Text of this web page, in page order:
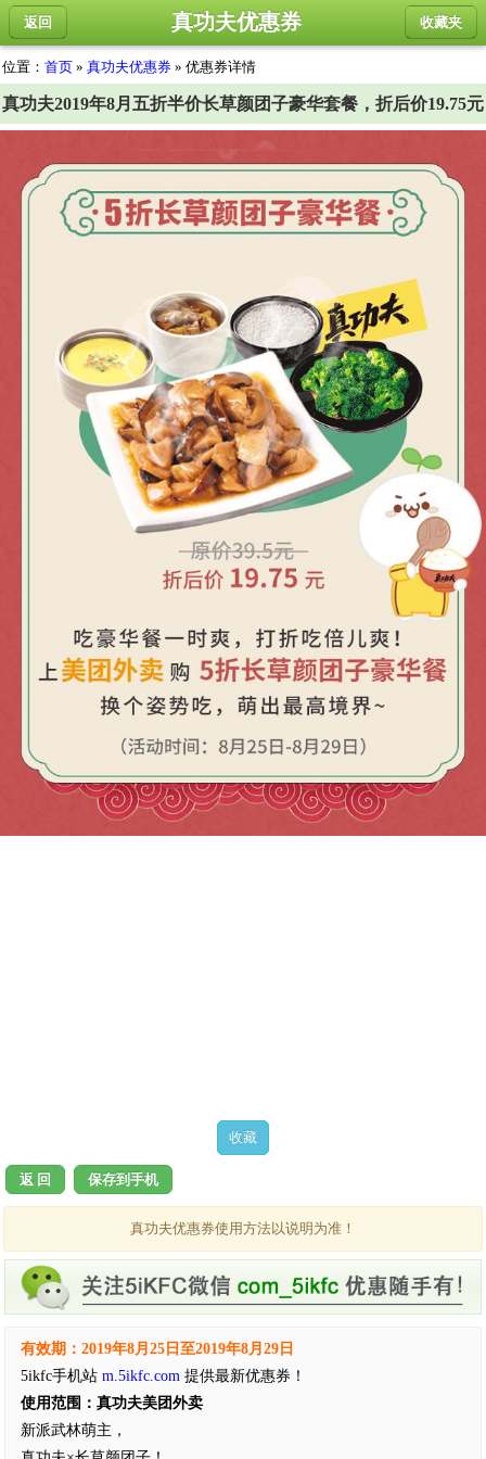
返回 收藏夹
真功夫优惠券
位置： 首页 » 真功夫优惠券 » 优惠券详情
真功夫2019年8月五折半价长草颜团子豪华套餐，折后价19.75元
返 回 保存到手机
真功夫优惠券使用方法以说明为准！
有效期：2019年8月25日至2019年8月29日
5ikfc手机站 m.5ikfc.com 提供最新优惠券！
使用范围：真功夫美团外卖
新派武林萌主，